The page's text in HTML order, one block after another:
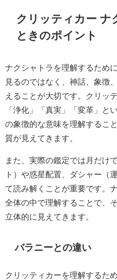
クリッティカー ナ
ときのポイント
ナクシャトラを理解するため
見るのではなく、神話、象徴
えることが大切です。クリッ
「浄化」「真実」「変革」と
の象徴的な意味を理解するこ
質が見えてきます。
また、実際の鑑定では月だけ
ト）や惑星配置、ダシャー（
て読み解くことが重要です。
全体の中で理解することで、
立体的に見えてきます。
バラニーとの違い
クリッティカーを理解するた